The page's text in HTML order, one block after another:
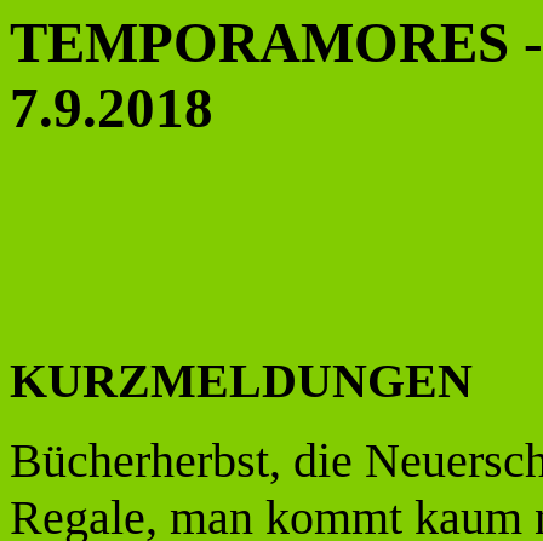
TEMPORAMORES
7.9.2018
KURZMELDUNGEN
Bücherherbst, die
Regale, man kommt kaum